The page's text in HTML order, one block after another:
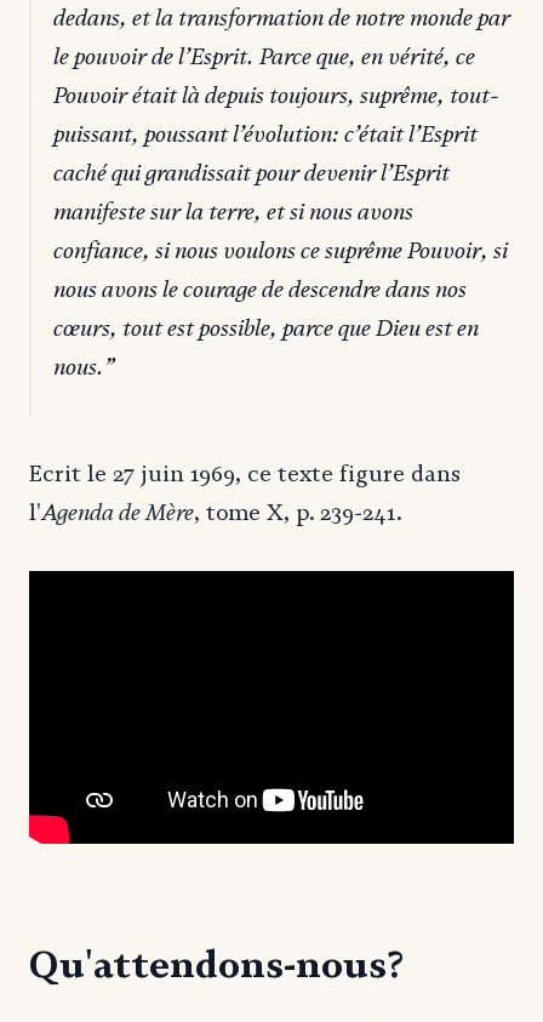
dedans, et la transformation de notre monde par
le pouvoir de l’Esprit. Parce que, en vérité, ce
Pouvoir était là depuis toujours, suprême, tout-
puissant, poussant l’évolution: c’était l’Esprit
caché qui grandissait pour devenir l’Esprit
manifeste sur la terre, et si nous avons
confiance, si nous voulons ce suprême Pouvoir, si
nous avons le courage de descendre dans nos
cœurs, tout est possible, parce que Dieu est en
nous.
Ecrit le 27 juin 1969, ce texte figure dans
l'Agenda de Mère, tome X, p. 239-241.
Qu'attendons-nous?